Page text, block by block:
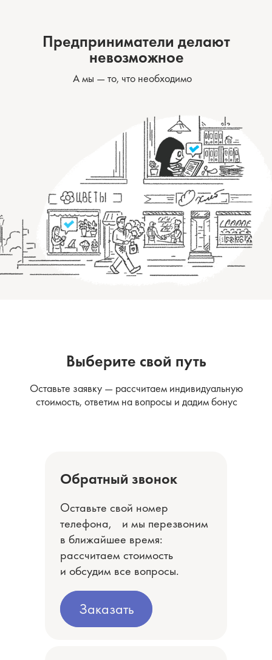
Предприниматели делают
невозможное
А мы — то, что необходимо
Выберите свой путь
Оставьте заявку — рассчитаем индивидуальную
стоимость, ответим на вопросы и дадим бонус
Обратный звонок
Оставьте свой номер
телефона, и мы перезвоним
в ближайшее время:
рассчитаем стоимость
и обсудим все вопросы.
Заказать
Заказать